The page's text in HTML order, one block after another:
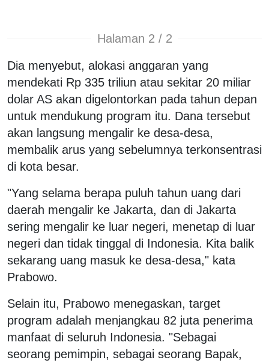
Halaman 2 / 2
Dia menyebut, alokasi anggaran yang
mendekati Rp 335 triliun atau sekitar 20 miliar
dolar AS akan digelontorkan pada tahun depan
untuk mendukung program itu. Dana tersebut
akan langsung mengalir ke desa-desa,
membalik arus yang sebelumnya terkonsentrasi
di kota besar.
"Yang selama berapa puluh tahun uang dari
daerah mengalir ke Jakarta, dan di Jakarta
sering mengalir ke luar negeri, menetap di luar
negeri dan tidak tinggal di Indonesia. Kita balik
sekarang uang masuk ke desa-desa," kata
Prabowo.
Selain itu, Prabowo menegaskan, target
program adalah menjangkau 82 juta penerima
manfaat di seluruh Indonesia. "Sebagai
seorang pemimpin, sebagai seorang Bapak,